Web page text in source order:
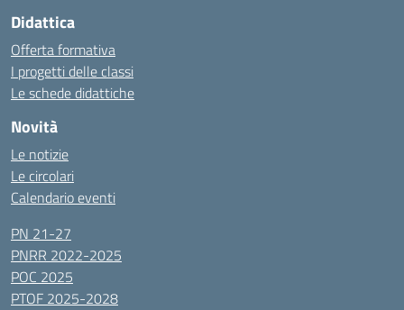
Didattica
Offerta formativa
I progetti delle classi
Le schede didattiche
Novità
Le notizie
Le circolari
Calendario eventi
PN 21-27
PNRR 2022-2025
POC 2025
PTOF 2025-2028